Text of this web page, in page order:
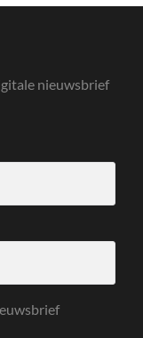
nieuwsbrief